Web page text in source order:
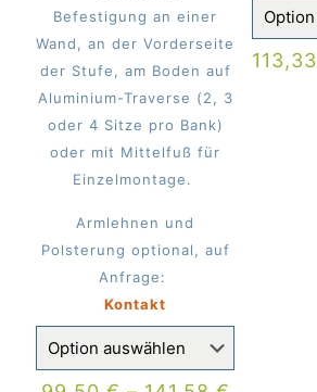
Befestigung an einer
Wand, an der Vorderseite
der Stufe, am Boden auf
Aluminium-Traverse (2, 3
oder 4 Sitze pro Bank)
oder mit Mittelfuß für
Einzelmontage.
Armlehnen und
Polsterung optional, auf
Anfrage:
Kontakt
113,33